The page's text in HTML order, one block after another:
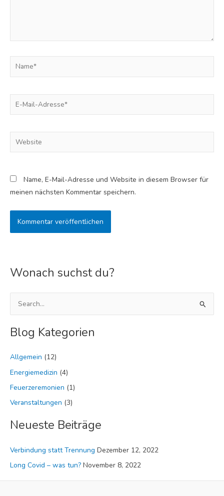
Name*
E-
Website
Name, E-Mail-Adresse und Website in diesem Browser für
meinen nächsten Kommentar speichern.
Wonach suchst du?
c
e
n
n
a
h
Blog Kategorien
Allgemein (12)
Energiemedizin (4)
Feuerzeremonien (1)
Veranstaltungen (3)
Neueste Beiträge
Verbindung statt Trennung Dezember 12, 2022
Long Covid – was tun? November 8, 2022